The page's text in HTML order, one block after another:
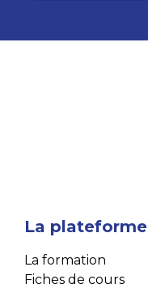
La plateforme
La formation
Fiches de cours